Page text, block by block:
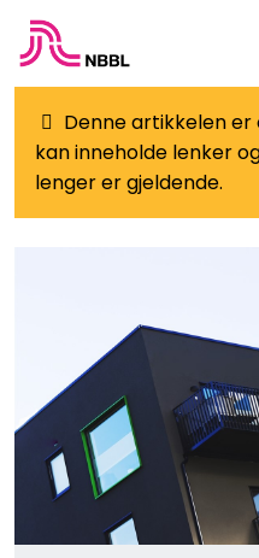
Denne artikkelen
kan inneholde lenker
lenger er gjeldende.